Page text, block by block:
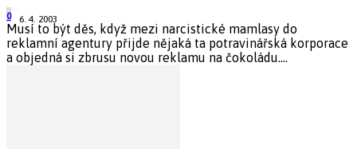
6. 4. 2003
0
Musí to být děs, když mezi narcistické mamlasy do
reklamní agentury přijde nějaká ta potravinářská korporace
a objedná si zbrusu novou reklamu na čokoládu....